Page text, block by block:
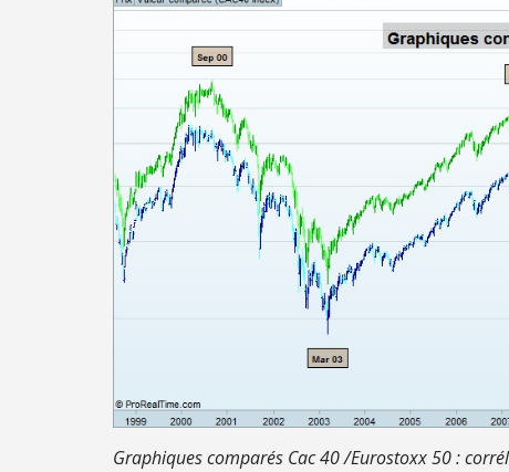
Graphiques comparés Cac 40 /Eurostoxx 50 :